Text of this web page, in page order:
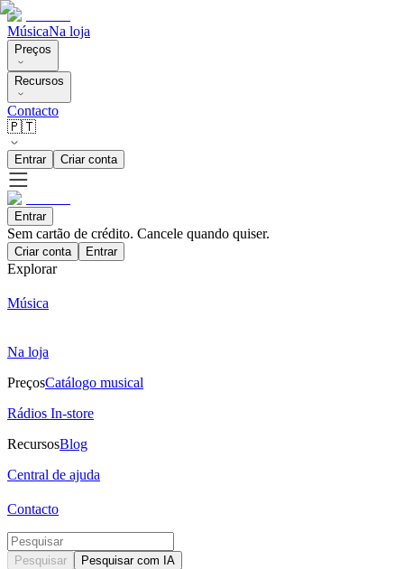
MúsicaNa loja
Preços
Recursos
Contacto
🇵🇹
Entrar Criar conta
Entrar
Sem cartão de crédito. Cancele quando quiser.
Criar conta Entrar
Explorar
Música
Na loja
PreçosCatálogo musical
Rádios In-store
RecursosBlog
Central de ajuda
Contacto
Pesquisar Pesquisar com IA